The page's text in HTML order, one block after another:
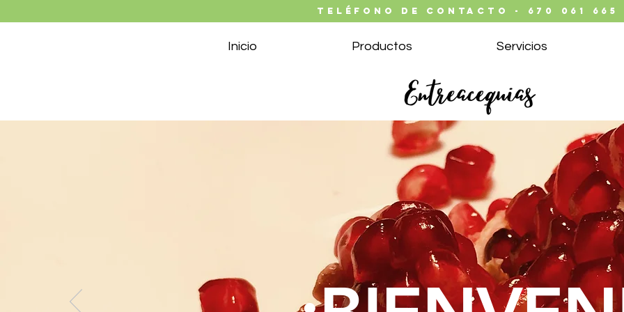
TELÉFONO DE CONTACTO - 670 061 665
Inicio Productos Servicios